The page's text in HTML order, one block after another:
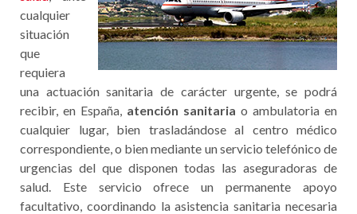
cualquier
situación
que
requiera
una actuación sanitaria de carácter urgente, se podrá
recibir, en España, atención sanitaria o ambulatoria en
cualquier lugar, bien trasladándose al centro médico
correspondiente, o bien mediante un servicio telefónico de
urgencias del que disponen todas las aseguradoras de
salud. Este servicio ofrece un permanente apoyo
facultativo, coordinando la asistencia sanitaria necesaria